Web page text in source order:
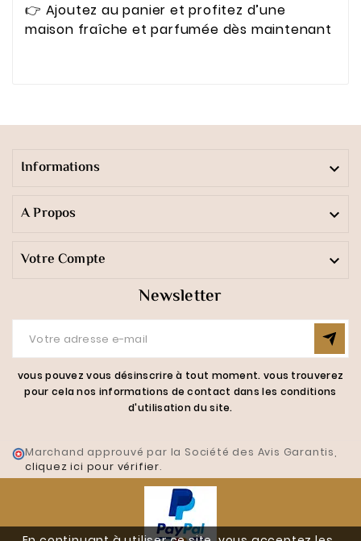
👉 Ajoutez au panier et profitez d’une
maison fraîche et parfumée dès maintenant
Informations 
A Propos 
Votre Compte 
Newsletter
vous pouvez vous désinscrire à tout moment. vous trouverez
pour cela nos informations de contact dans les conditions
d'utilisation du site.
Marchand approuvé par la Société des Avis Garantis,
cliquez ici pour vérifier.